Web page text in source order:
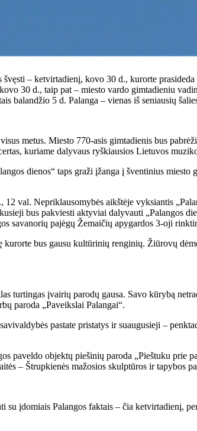
– ketvirtadienį, kovo 30 d., kurorte
30 d., taip pat – miesto vardo gimtadieniu
balandžio 5 d. Palanga – vienas iš seniausių
metus. Miesto 770-asis gimtadienis bus
kuriame dalyvaus ryškiausios Lietuvos
dienos“ taps graži įžanga į šventinius
val. Nepriklausomybės aikštėje vyksiantis
bus pakviesti aktyviai dalyvauti „Palangos
savanorių pajėgų Žemaičių apygardos 3-oji
kurorte bus gausu kultūrinių renginių. Žiūrovų
turtingas įvairių parodų gausa. Savo kūrybą
paroda „Paveikslai Palangai“.
pastate pristatys ir suaugusieji –
paveldo objektų piešinių paroda „Pieštuku
– Štrupkienės mažosios skulptūros ir tapybos
įdomiais Palangos faktais – čia ketvirtadienį,